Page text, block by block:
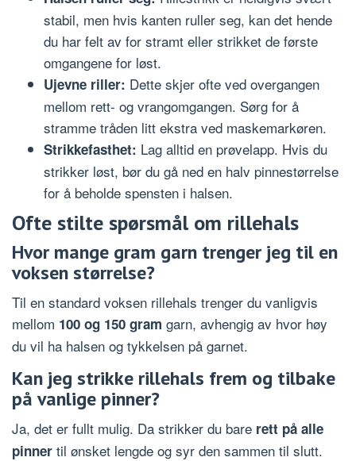
stabil, men hvis kanten ruller seg, kan det hende
du har felt av for stramt eller strikket de første
omgangene for løst.
Ujevne riller: Dette skjer ofte ved overgangen
mellom rett- og vrangomgangen. Sørg for å
stramme tråden litt ekstra ved maskemarkøren.
Strikkefasthet: Lag alltid en prøvelapp. Hvis du
strikker løst, bør du gå ned en halv pinnestørrelse
for å beholde spensten i halsen.
Ofte stilte spørsmål om rillehals
Hvor mange gram garn trenger jeg til en
voksen størrelse?
Til en standard voksen rillehals trenger du vanligvis
mellom 100 og 150 gram garn, avhengig av hvor høy
du vil ha halsen og tykkelsen på garnet.
Kan jeg strikke rillehals frem og tilbake
på vanlige pinner?
Ja, det er fullt mulig. Da strikker du bare rett på alle
pinner til ønsket lengde og syr den sammen til slutt.